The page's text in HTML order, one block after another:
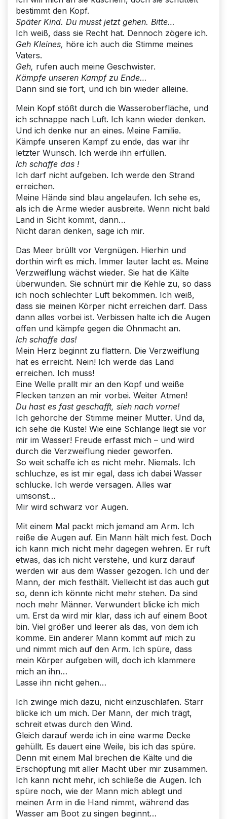
bestimmt den Kopf.
Später Kind. Du musst jetzt gehen. Bitte…
Ich weiß, dass sie Recht hat. Dennoch zögere ich.
Geh Kleines, höre ich auch die Stimme meines
Vaters.
Geh, rufen auch meine Geschwister.
Kämpfe unseren Kampf zu Ende…
Dann sind sie fort, und ich bin wieder alleine.
Mein Kopf stößt durch die Wasseroberfläche, und
ich schnappe nach Luft. Ich kann wieder denken.
Und ich denke nur an eines. Meine Familie.
Kämpfe unseren Kampf zu ende, das war ihr
letzter Wunsch. Ich werde ihn erfüllen.
Ich schaffe das !
Ich darf nicht aufgeben. Ich werde den Strand
erreichen.
Meine Hände sind blau angelaufen. Ich sehe es,
als ich die Arme wieder ausbreite. Wenn nicht bald
Land in Sicht kommt, dann…
Nicht daran denken, sage ich mir.
Das Meer brüllt vor Vergnügen. Hierhin und
dorthin wirft es mich. Immer lauter lacht es. Meine
Verzweiflung wächst wieder. Sie hat die Kälte
überwunden. Sie schnürt mir die Kehle zu, so dass
ich noch schlechter Luft bekommen. Ich weiß,
dass sie meinen Körper nicht erreichen darf. Dass
dann alles vorbei ist. Verbissen halte ich die Augen
offen und kämpfe gegen die Ohnmacht an.
Ich schaffe das!
Mein Herz beginnt zu flattern. Die Verzweiflung
hat es erreicht. Nein! Ich werde das Land
erreichen. Ich muss!
Eine Welle prallt mir an den Kopf und weiße
Flecken tanzen an mir vorbei. Weiter Atmen!
Du hast es fast geschafft, sieh nach vorne!
Ich gehorche der Stimme meiner Mutter. Und da,
ich sehe die Küste! Wie eine Schlange liegt sie vor
mir im Wasser! Freude erfasst mich – und wird
durch die Verzweiflung nieder geworfen.
So weit schaffe ich es nicht mehr. Niemals. Ich
schluchze, es ist mir egal, dass ich dabei Wasser
schlucke. Ich werde versagen. Alles war
umsonst…
Mir wird schwarz vor Augen.
Mit einem Mal packt mich jemand am Arm. Ich
reiße die Augen auf. Ein Mann hält mich fest. Doch
ich kann mich nicht mehr dagegen wehren. Er ruft
etwas, das ich nicht verstehe, und kurz darauf
werden wir aus dem Wasser gezogen. Ich und der
Mann, der mich festhält. Vielleicht ist das auch gut
so, denn ich könnte nicht mehr stehen. Da sind
noch mehr Männer. Verwundert blicke ich mich
um. Erst da wird mir klar, dass ich auf einem Boot
bin. Viel größer und leerer als das, von dem ich
komme. Ein anderer Mann kommt auf mich zu
und nimmt mich auf den Arm. Ich spüre, dass
mein Körper aufgeben will, doch ich klammere
mich an ihn…
Lasse ihn nicht gehen…
Ich zwinge mich dazu, nicht einzuschlafen. Starr
blicke ich um mich. Der Mann, der mich trägt,
schreit etwas durch den Wind.
Gleich darauf werde ich in eine warme Decke
gehüllt. Es dauert eine Weile, bis ich das spüre.
Denn mit einem Mal brechen die Kälte und die
Erschöpfung mit aller Macht über mir zusammen.
Ich kann nicht mehr, ich schließe die Augen. Ich
spüre noch, wie der Mann mich ablegt und
meinen Arm in die Hand nimmt, während das
Wasser am Boot zu singen beginnt…